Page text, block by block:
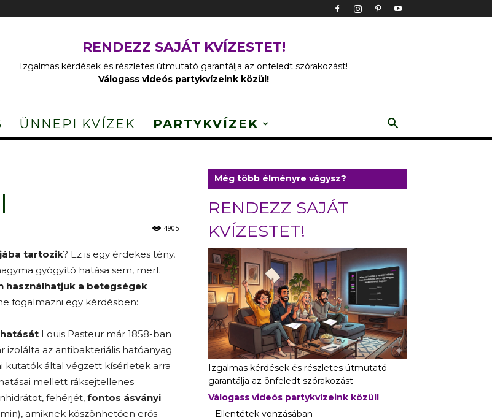
RENDEZZ SAJÁT KVÍZESTET!
Izgalmas kérdések és részletes útmutató garantálja az önfeledt szórakozást!
Válogass videós partykvízeink közül!
ÜNNEPI KVÍZEK PARTYKVÍZEK
4905
tartozik? Ez is egy érdekes tény,
gyógyító hatása sem, mert
használhatjuk a betegségek
fogalmazni egy kérdésben:
Louis Pasteur már 1858-ban
izolálta az antibakteriális hatóanyag
kutatók által végzett kísérletek arra
mellett ráksejtellenes
fehérjét, fontos ásványi
amiknek köszönhetően erős
Még több élményre vágysz?
RENDEZZ SAJÁT
KVÍZESTET!
Izgalmas kérdések és részletes útmutató
garantálja az önfeledt szórakozást
Válogass videós partykvízeink közül!
– Ellentétek vonzásában